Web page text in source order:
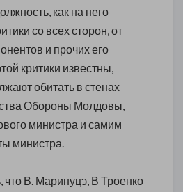
как на него
со всех сторон, от
и прочих его
критики известны,
обитать в стенах
Обороны Молдовы,
министра и самим
министра.
что В. Маринуцэ, В Троенко